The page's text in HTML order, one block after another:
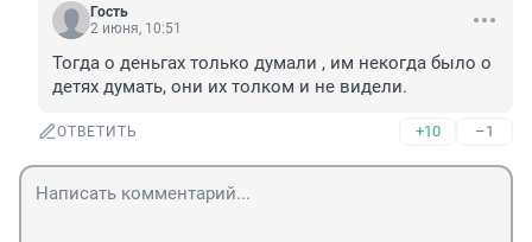
Гость
2 июня, 10:51
Тогда о деньгах только думали , им некогда было о
детях думать, они их толком и не видели.
ОТВЕТИТЬ +10 –1